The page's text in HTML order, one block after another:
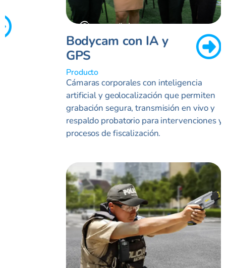
Bodycam con IA y
Producto
Cámaras corporales con inteligencia
artificial y geolocalización que permiten
grabación segura, transmisión en vivo y
respaldo probatorio para intervenciones y
procesos de fiscalización.